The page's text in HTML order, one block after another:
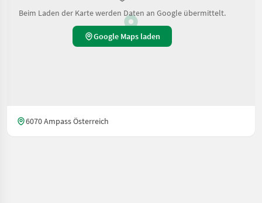
Beim Laden der Karte werden Daten an Google übermittelt.
Google Maps laden
6070 Ampass Österreich